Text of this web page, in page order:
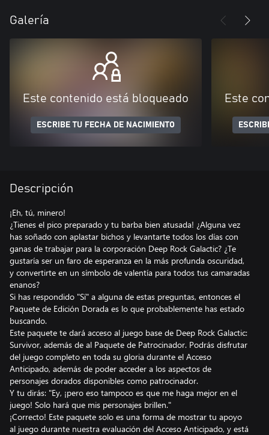
Galería
Este contenido está bloqueado
ESCRIBE TU FECHA DE NACIMIENTO
Este
Descripción
¡Eh, tú, minero!
¿Tienes el pico preparado y tu barba bien atusada! ¿Alguna vez
has soñado con aplastar bichos y levantarte todos los días con
ganas de trabajar para la corporación Deep Rock Galactic? ¿Te
gustaría ser un faro de esperanza en la más profunda oscuridad,
y convertirte en un símbolo de valentía para todos tus camaradas
enanos?
Si has respondido "Sí" a alguna de estas preguntas, entonces el
Paquete de Edición Dorada es lo que probablemente has estado
buscando.
Este paquete te dará acceso al juego base de Deep Rock Galactic:
Survivor, además de al Paquete de Patrocinador. Podrás disfrutar
del juego completo en toda su gloria durante el Acceso
Anticipado, además de poder acceder a los aspectos de
personajes dorados disponibles como patrocinador.
Y tu dirás: "Ey, ¡pero eso tampoco es que me haga mejor en el
juego! Solo hará que mis personajes brillen."
¡Correcto! Este paquete solo es una forma de mostrar tu apoyo
al juego durante nuestra evaluación del Acceso Anticipado, y está